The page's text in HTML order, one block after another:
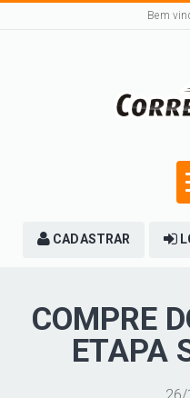
Bem
CADASTRAR
COMPRE
ETAPA